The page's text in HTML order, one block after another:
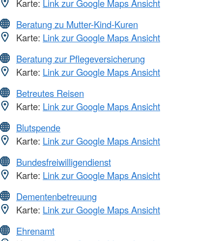
Karte: Link zur Google Maps Ansicht
Beratung zu Mutter-Kind-Kuren
Karte: Link zur Google Maps Ansicht
Beratung zur Pflegeversicherung
Karte: Link zur Google Maps Ansicht
Betreutes Reisen
Karte: Link zur Google Maps Ansicht
Blutspende
Karte: Link zur Google Maps Ansicht
Bundesfreiwilligendienst
Karte: Link zur Google Maps Ansicht
Dementenbetreuung
Karte: Link zur Google Maps Ansicht
Ehrenamt